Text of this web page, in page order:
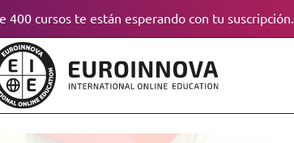
400 cursos te están esperando con tu suscripción.